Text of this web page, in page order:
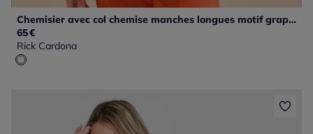
Chemisier avec col chemise manches longues motif graphique
65€
Rick Cardona